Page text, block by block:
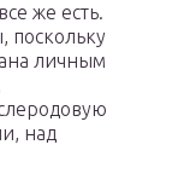
же есть.
поскольку
личным
над